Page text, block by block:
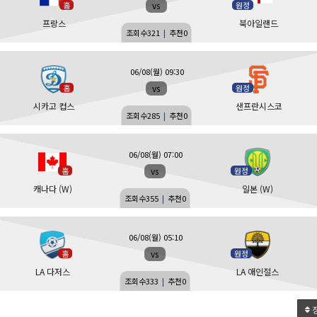
홈
프랑스
vs 원정
북아일랜드
조회수321 | 추천0
홈
시카고 컵스
vs 원정
샌프란시스코
06/08(월) 09:30
조회수285 | 추천0
홈
캐나다 (W)
vs 원정
일본 (W)
06/08(월) 07:00
조회수355 | 추천0
홈
LA 다저스
vs 원정
LA 애인절스
06/08(월) 05:10
조회수333 | 추천0